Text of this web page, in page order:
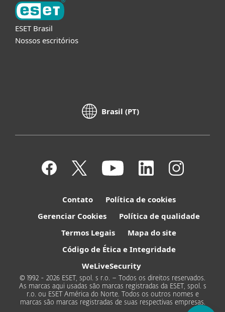
ESET Brasil
Nossos escritórios
Brasil (PT)
Contato
Política de cookies
Gerenciar Cookies
Política de qualidade
Termos Legais
Mapa do site
Código de Ética e Integridade
WeLiveSecurity
© 1992 - 2026 ESET, spol. s r.o. – Todos os direitos reservados.
As marcas aqui usadas são marcas registradas da ESET, spol. s
r.o. ou ESET América do Norte. Todos os outros nomes e
marcas são marcas registradas de suas respectivas empresas.